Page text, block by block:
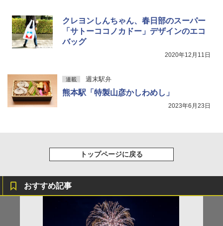
クレヨンしんちゃん、春日部のスーパー
「サトーココノカドー」デザインのエコ
バッグ
2020年12月11日
連載 週末駅弁
熊本駅「特製山彦かしわめし」
2023年6月23日
トップページに戻る
おすすめ記事